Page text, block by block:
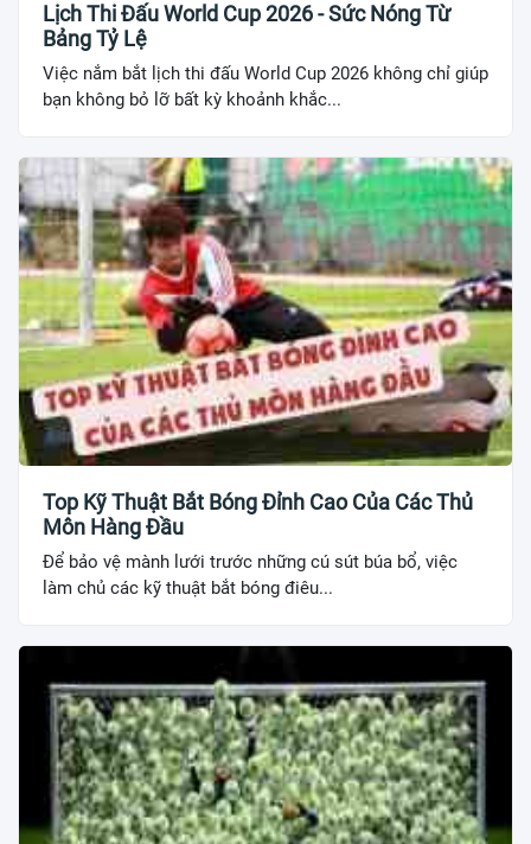
Lịch Thi Đấu World Cup 2026 - Sức Nóng Từ
Bảng Tỷ Lệ
Việc nắm bắt lịch thi đấu World Cup 2026 không chỉ giúp
bạn không bỏ lỡ bất kỳ khoảnh khắc...
Top Kỹ Thuật Bắt Bóng Đỉnh Cao Của Các Thủ
Môn Hàng Đầu
Để bảo vệ mành lưới trước những cú sút búa bổ, việc
làm chủ các kỹ thuật bắt bóng điêu...